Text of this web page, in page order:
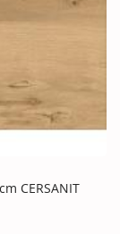
CERSANIT